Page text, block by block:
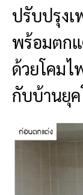
ปรับปรุงเ
พร้อมตก
ด้วยโคม
กับบ้านยุค